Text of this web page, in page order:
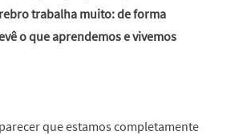
trabalha muito: de forma
o que aprendemos e vivemos
que estamos completamente